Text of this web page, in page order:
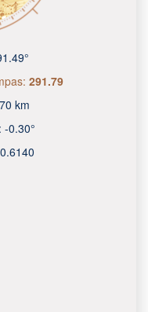
291.79
km
-0.30°